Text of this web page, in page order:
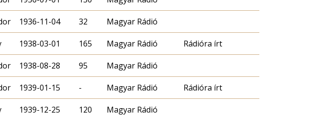
1936-11-04 32 Magyar Rádió
1938-03-01 165 Magyar Rádió Rádióra írt
1938-08-28 95 Magyar Rádió
1939-01-15 - Magyar Rádió Rádióra írt
1939-12-25 120 Magyar Rádió